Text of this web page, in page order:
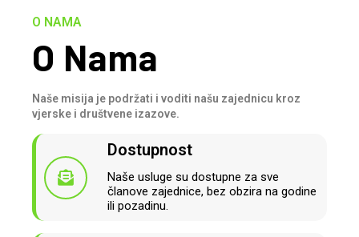
O NAMA
O Nama
Naše misija je podržati i voditi našu zajednicu kroz
vjerske i društvene izazove.
Dostupnost
Naše usluge su dostupne za sve
članove zajednice, bez obzira na godine
ili pozadinu.